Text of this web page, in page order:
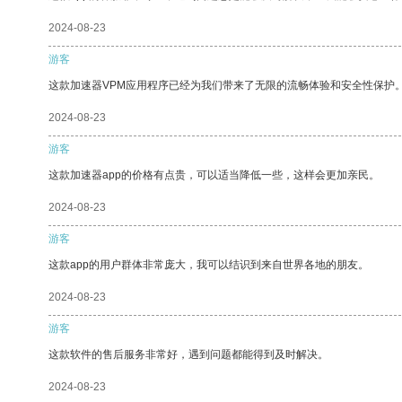
2024-08-23
游客
这款加速器VPM应用程序已经为我们带来了无限的流畅体验和安全性保护
2024-08-23
游客
这款加速器app的价格有点贵，可以适当降低一些，这样会更加亲民。
2024-08-23
游客
这款app的用户群体非常庞大，我可以结识到来自世界各地的朋友。
2024-08-23
游客
这款软件的售后服务非常好，遇到问题都能得到及时解决。
2024-08-23